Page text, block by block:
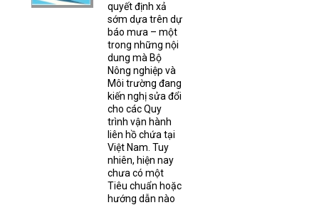
quyết định xả
sớm dựa trên dự
báo mưa – một
trong những nội
dung mà Bộ
Nông nghiệp và
Môi trường đang
kiến nghị sửa đổi
cho các Quy
trình vận hành
liên hồ chứa tại
Việt Nam. Tuy
nhiên, hiện nay
chưa có một
Tiêu chuẩn hoặc
hướng dẫn nào